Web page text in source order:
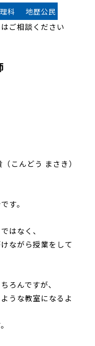
理科
地歴公民
ご相談ください
こんどう まさき）
す。
はなく、
ながら授業をして
ろんですが、
うな教室になるよ